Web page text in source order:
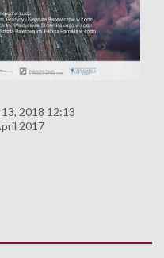
13, 2018 12:13
2017